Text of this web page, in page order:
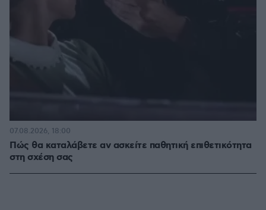
Πώς θα καταλάβετε αν ασκείτε παθητική επιθετικότητα
στη σχέση σας
07.08.2026, 18:00